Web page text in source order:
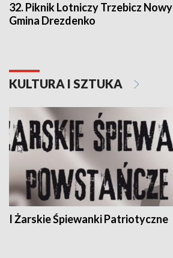
32. Piknik Lotniczy Trzebicz Nowy
Gmina Drezdenko
KULTURA I SZTUKA
I Żarskie Śpiewanki Patriotyczne